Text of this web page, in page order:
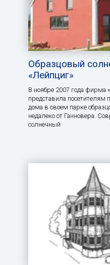
Образцовый
«Лейпциг»
В ноябре 2007 года фирма
представила посетителям
дома в своем парке
недалеко от Ганновера.
солнечный